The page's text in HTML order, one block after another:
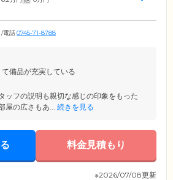
/電話0745-71-8788
備品が充実している
ッフの説明も親切な感じの印象をもった
屋の広さもあ... 続きを見る
料金見積もり
※2026/07/08更新